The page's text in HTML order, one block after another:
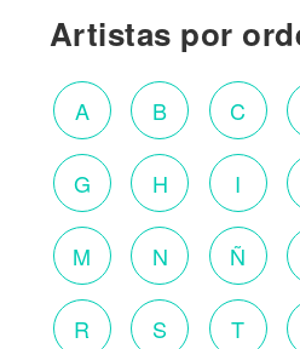
Artistas por
A B C
G H I
M N Ñ
R S T